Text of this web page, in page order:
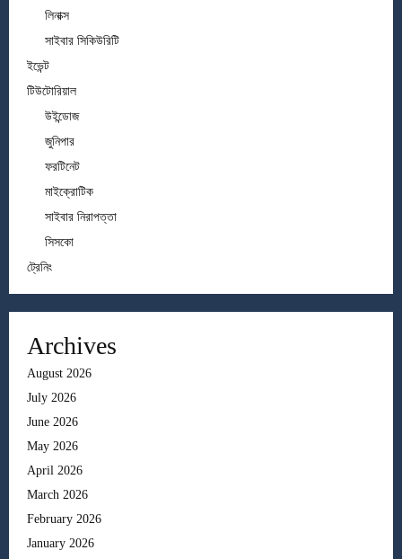
লিনাক্স
সাইবার সিকিউরিটি
ইভেন্ট
টিউটোরিয়াল
উইন্ডোজ
জুনিপার
ফরটিনেট
মাইক্রোটিক
সাইবার নিরাপত্তা
সিসকো
ট্রেনিং
Archives
August 2026
July 2026
June 2026
May 2026
April 2026
March 2026
February 2026
January 2026